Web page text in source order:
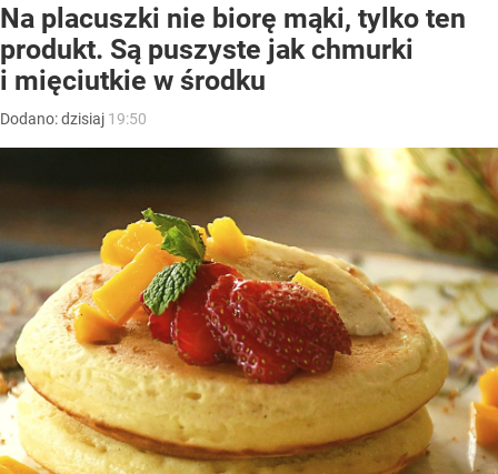
Na placuszki nie biorę mąki, tylko ten
produkt. Są puszyste jak chmurki
i mięciutkie w środku
Dodano:dzisiaj 19:50